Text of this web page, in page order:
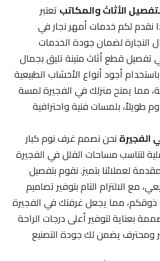
الأثاث والمكاتبتعتبر
لكم خدمات أمهر نجار في
لضمان جودة الخدمات
قطع أثاث متينة تليق بجمال
أجود أنواع الأخشاب الطبيعية
مما يمنح منزلك في الفجيرة لمسة
بلمسات فنية واحترافية
نحن نصمم غرف نوم كبار
لتناسب مساحات الفلل في الفجيرة
لعملائنا بتميز. نقوم بتفصيل
مع الالتزام التام بتوفير تصاميم
مما يجعل غرفتك في الفجيرة
بعناية لتوفير أعلى درجات الراحة
يضمن لك جودة التصنيع